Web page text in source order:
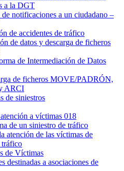
a la DGT
notificaciones a un ciudadano –
de accidentes de tráfico
de datos y descarga de ficheros
de Intermediación de Datos
de ficheros MOVE/PADRÓN,
ARCI
de siniestros
a víctimas 018
de un siniestro de tráfico
atención de las víctimas de
tráfico
de Víctimas
destinadas a asociaciones de